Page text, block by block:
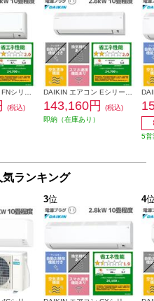
(税込)
143,160円
(税込)
即納（在庫あり）
5営
ランキング
3位 4